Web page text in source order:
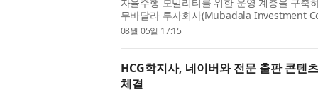
자율주행 모빌리티를 위한 운영 계층을 구축
무바달라 투자회사(Mubadala Investment
펀드인 우븐 캐피털(Woven Capital)과 아이
08월 05일 17:15
HCG학지사, 네이버와 전문 출판 콘텐
체결